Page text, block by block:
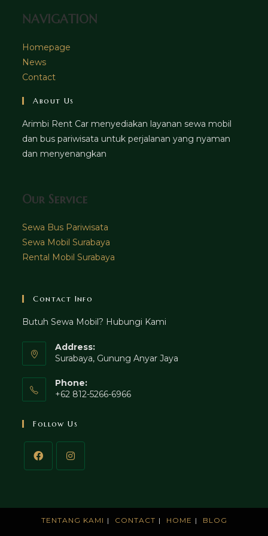
NAVIGATION
Homepage
News
Contact
About Us
Arimbi Rent Car menyediakan layanan sewa mobil
dan bus pariwisata untuk perjalanan yang nyaman
dan menyenangkan
Our Service
Sewa Bus Pariwisata
Sewa Mobil Surabaya
Rental Mobil Surabaya
Contact Info
Butuh Sewa Mobil? Hubungi Kami
Address:
Surabaya, Gunung Anyar Jaya
Phone:
+62 812-5266-6966
Follow Us
TENTANG KAMI CONTACT HOME BLOG